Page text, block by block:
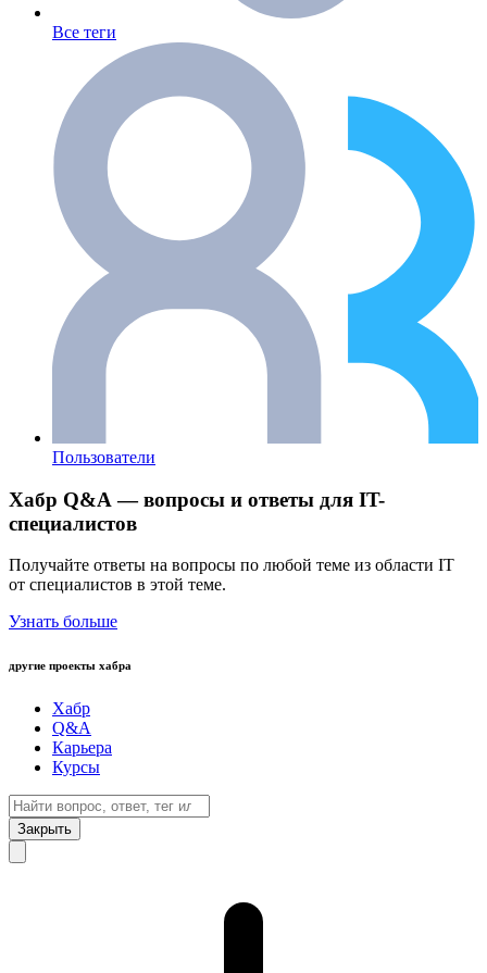
Все теги
Пользователи
Хабр Q&A — вопросы и ответы для IT-
специалистов
Получайте ответы на вопросы по любой теме из области IT
от специалистов в этой теме.
Узнать больше
другие проекты хабра
Хабр
Q&A
Карьера
Курсы
Закрыть